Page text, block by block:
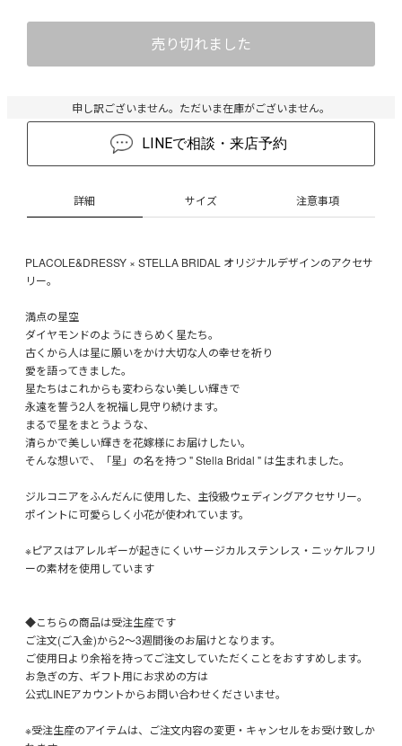
売り切れました
申し訳ございません。ただいま在庫がございません。
LINEで相談・来店予約
詳細 サイズ 注意事項
PLACOLE&DRESSY × STELLA BRIDAL オリジナルデザインのアクセサ
リー。
満点の星空
ダイヤモンドのようにきらめく星たち。
古くから人は星に願いをかけ大切な人の幸せを祈り
愛を語ってきました。
星たちはこれからも変わらない美しい輝きで
永遠を誓う2人を祝福し見守り続けます。
まるで星をまとうような、
清らかで美しい輝きを花嫁様にお届けしたい。
そんな想いで、「星」の名を持つ " Stella Bridal " は生まれました。
ジルコニアをふんだんに使用した、主役級ウェディングアクセサリー。
ポイントに可愛らしく小花が使われています。
※ピアスはアレルギーが起きにくいサージカルステンレス・ニッケルフリ
ーの素材を使用しています
◆こちらの商品は受注生産です
ご注文(ご入金)から2〜3週間後のお届けとなります。
ご使用日より余裕を持ってご注文していただくことをおすすめします。
お急ぎの方、ギフト用にお求めの方は
公式LINEアカウントからお問い合わせくださいませ。
※受注生産のアイテムは、ご注文内容の変更・キャンセルをお受け致しか